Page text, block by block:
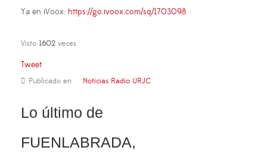
Ya en iVoox: https://go.ivoox.com/sq/1703098
Visto 1602 veces
Tweet
Publicado en Noticias Radio URJC
Lo último de
FUENLABRADA,